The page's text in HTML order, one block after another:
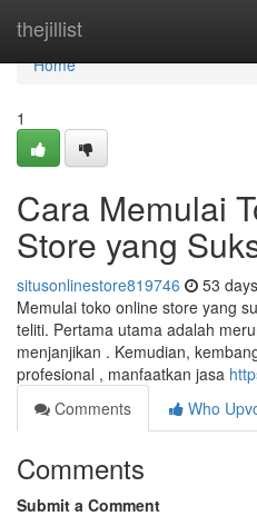
thejillist
Home
Home
1
Cara Memulai
Store yang
situsonlinestore819746 53
Memulai toko online store yang
teliti. Pertama utama adalah
menjanjikan . Kemudian,
profesional , manfaatkan jasa
Comments
Who
Comments
Submit a Comment